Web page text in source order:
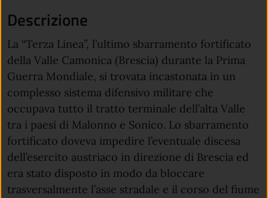
Descrizione
La “Terza Linea”, l’ultimo sbarramento fortificato
della Valle Camonica (Brescia) durante la Prima
Guerra Mondiale, si trovata incastonata in un
complesso sistema difensivo militare che
occupava tutto il tratto terminale dell’alta Valle
tra i paesi di Malonno e Sonico. Lo sbarramento
fortificato doveva impedire l’eventuale discesa
dell’esercito austriaco in direzione di Brescia ed
era stato disposto in modo da bloccare
trasversalmente l’asse stradale e il corso del fiume